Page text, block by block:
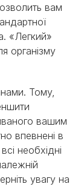
вам
«Легкий»
організму
Тому,
вашим
впевнені в
необхідні
увагу на